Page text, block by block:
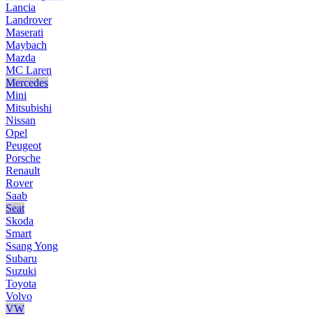
Lancia
Landrover
Maserati
Maybach
Mazda
MC Laren
Mercedes
Mini
Mitsubishi
Nissan
Opel
Peugeot
Porsche
Renault
Rover
Saab
Seat
Skoda
Smart
Ssang Yong
Subaru
Suzuki
Toyota
Volvo
VW